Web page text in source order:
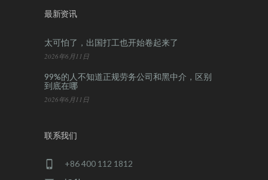
最新资讯
太可怕了，出国打工也开始卷起来了
2026年6月11日
99%的人不知道正规劳务公司和黑中介，区别
到底在哪
2026年6月11日
联系我们
+86 400 112 1812